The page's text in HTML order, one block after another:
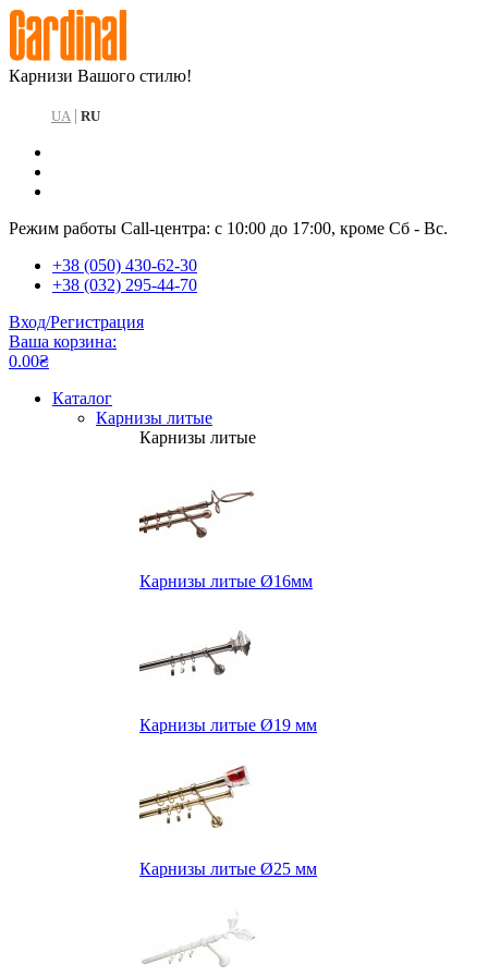
Карнизи Вашого стилю!
UA | RU
Режим работы Call-центра: с 10:00 до 17:00, кроме Сб - Вс.
+38 (050) 430-62-30
+38 (032) 295-44-70
Вход/Регистрация
Ваша корзина:
0.00₴
Каталог
Карнизы литые
Карнизы литые
Карнизы литые Ø16мм
Карнизы литые Ø19 мм
Карнизы литые Ø25 мм